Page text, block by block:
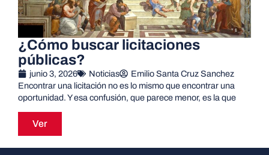
¿Cómo buscar licitaciones
públicas?
junio 3, 2026 Noticias
Emilio Santa Cruz Sanchez
Encontrar una licitación no es lo mismo que encontrar una
oportunidad. Y esa confusión, que parece menor, es la que
Ver